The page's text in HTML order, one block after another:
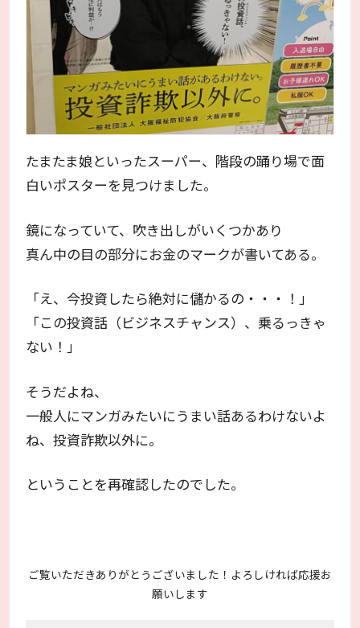
たまたま娘といったスーパー、階段の踊り場で面
白いポスターを見つけました。
鏡になっていて、吹き出しがいくつかあり
真ん中の目の部分にお金のマークが書いてある。
「え、今投資したら絶対に儲かるの・・・！」
「この投資話（ビジネスチャンス）、乗るっきゃ
ない！」
そうだよね、
一般人にマンガみたいにうまい話あるわけないよ
ね、投資詐欺以外に。
ということを再確認したのでした。
ご覧いただきありがとうございました！よろしければ応援お
願いします